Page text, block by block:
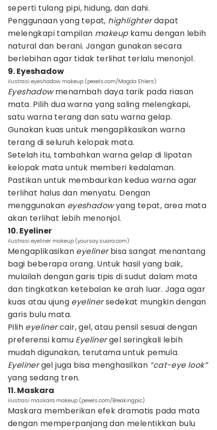
seperti tulang pipi, hidung, dan dahi.
Penggunaan yang tepat, highlighterdapat
melengkapi tampilan makeupkamu dengan lebih
natural dan berani. Jangan gunakan secara
berlebihan agar tidak terlihat terlalu menonjol.
9. Eyeshadow
ilustrasi eyeshadow makeup (pexels.com/Magda Ehlers)
Eyeshadowmenambah daya tarik pada riasan
mata. Pilih dua warna yang saling melengkapi,
satu warna terang dan satu warna gelap.
Gunakan kuas untuk mengaplikasikan warna
terang di seluruh kelopak mata.
Setelah itu, tambahkan warna gelap di lipatan
kelopak mata untuk memberi kedalaman.
Pastikan untuk membaurkan kedua warna agar
terlihat halus dan menyatu. Dengan
menggunakan eyeshadowyang tepat, area mata
akan terlihat lebih menonjol.
10. Eyeliner
ilustrasi eyeliner makeup (yoursay.suara.com)
Mengaplikasikan eyelinerbisa sangat menantang
bagi beberapa orang. Untuk hasil yang baik,
mulailah dengan garis tipis di sudut dalam mata
dan tingkatkan ketebalan ke arah luar. Jaga agar
kuas atau ujung eyelinersedekat mungkin dengan
garis bulu mata.
Pilih eyelinercair, gel, atau pensil sesuai dengan
preferensi kamu Eyelinergel seringkali lebih
mudah digunakan, terutama untuk pemula.
Eyelinergel juga bisa menghasilkan “cat-eye look”
yang sedang tren.
11. Maskara
ilustrasi maskara makeup (pexels.com/Breakingpic)
Maskara memberikan efek dramatis pada mata
dengan memperpanjang dan melentikkan bulu